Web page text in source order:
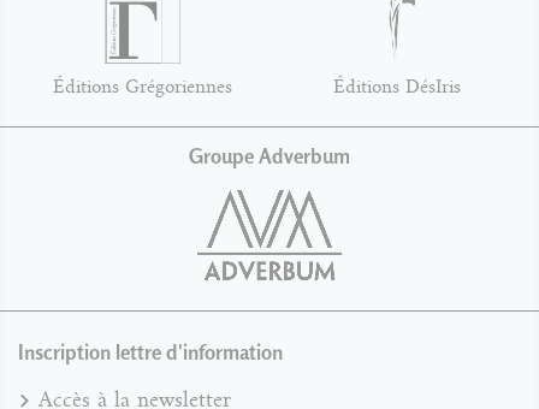
Éditions Grégoriennes Éditions DésIris
Groupe Adverbum
Inscription lettre d'information
Accès à la newsletter